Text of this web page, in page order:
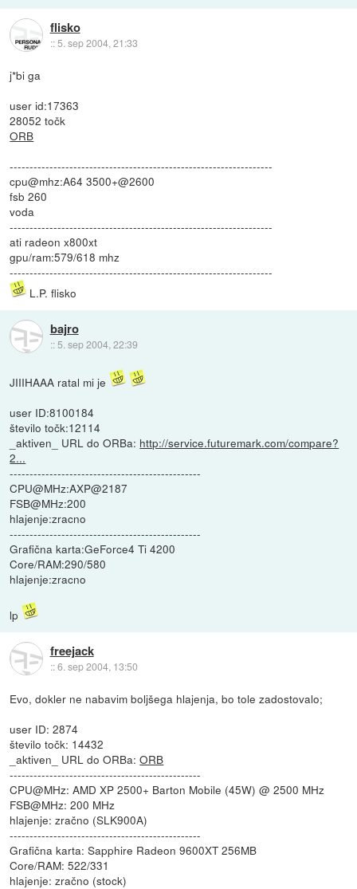
flisko
::5. sep 2004, 21:33
j*bi ga
user id:17363
28052 točk
ORB
------------------------------------------------------------------
cpu@mhz:A64 3500+@2600
fsb 260
voda
------------------------------------------------------------------
ati radeon x800xt
gpu/ram:579/618 mhz
------------------------------------------------------------------
L.P. flisko
bajro
:: 5. sep 2004, 22:39
JIIIHAAA ratal mi je
user ID:8100184
število točk:12114
_aktiven_ URL do ORBa: http://service.futuremark.com/compare?
2...
------------------------------------------------
CPU@MHz:AXP@2187
FSB@MHz:200
hlajenje:zracno
------------------------------------------------
Grafična karta:GeForce4 Ti 4200
Core/RAM:290/580
hlajenje:zracno
lp
freejack
::6. sep 2004, 13:50
Evo, dokler ne nabavim boljšega hlajenja, bo tole zadostovalo;
user ID: 2874
število točk: 14432
_aktiven_ URL do ORBa:ORB
------------------------------------------------
CPU@MHz: AMD XP 2500+ Barton Mobile (45W) @ 2500 MHz
FSB@MHz: 200 MHz
hlajenje: zračno (SLK900A)
------------------------------------------------
Grafična karta: Sapphire Radeon 9600XT 256MB
Core/RAM: 522/331
hlajenje: zračno (stock)